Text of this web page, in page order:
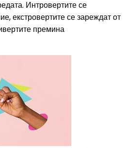
Интровертите се
екстровертите се зареждат от
премина